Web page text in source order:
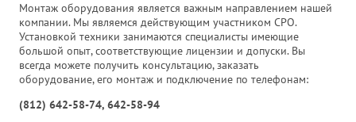
Монтаж оборудования является важным направлением нашей
компании. Мы являемся действующим участником СРО.
Установкой техники занимаются специалисты имеющие
большой опыт, соответствующие лицензии и допуски. Вы
всегда можете получить консультацию, заказать
оборудование, его монтаж и подключение по телефонам:
(812) 642-58-74, 642-58-94